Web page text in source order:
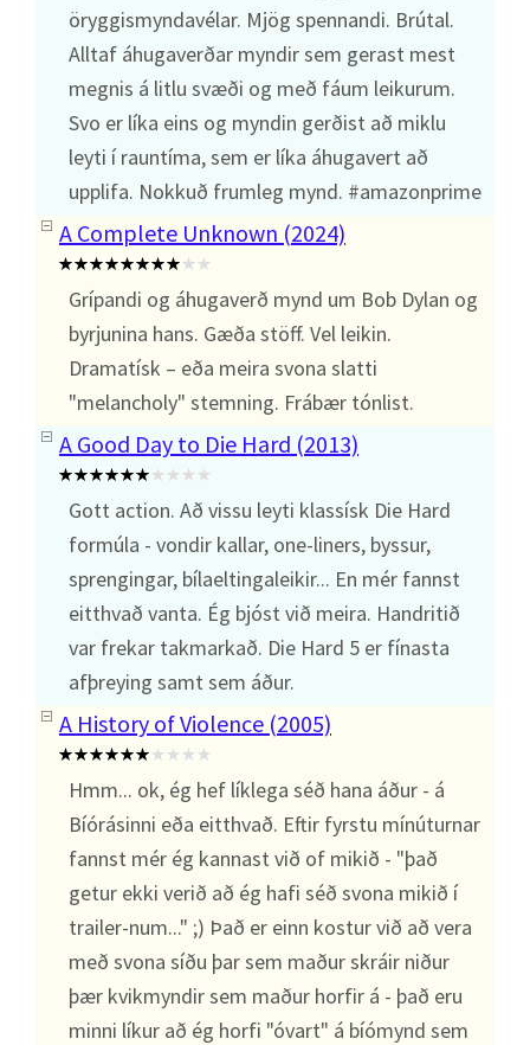
öryggismyndavélar. Mjög spennandi. Brútal.
Alltaf áhugaverðar myndir sem gerast mest
megnis á litlu svæði og með fáum leikurum.
Svo er líka eins og myndin gerðist að miklu
leyti í rauntíma, sem er líka áhugavert að
upplifa. Nokkuð frumleg mynd. #amazonprime
A Complete Unknown (2024)
Grípandi og áhugaverð mynd um Bob Dylan og
byrjunina hans. Gæða stöff. Vel leikin.
Dramatísk – eða meira svona slatti
"melancholy" stemning. Frábær tónlist.
A Good Day to Die Hard (2013)
Gott action. Að vissu leyti klassísk Die Hard
formúla - vondir kallar, one-liners, byssur,
sprengingar, bílaeltingaleikir... En mér fannst
eitthvað vanta. Ég bjóst við meira. Handritið
var frekar takmarkað. Die Hard 5 er fínasta
afþreying samt sem áður.
A History of Violence (2005)
Hmm... ok, ég hef líklega séð hana áður - á
Bíórásinni eða eitthvað. Eftir fyrstu mínúturnar
fannst mér ég kannast við of mikið - "það
getur ekki verið að ég hafi séð svona mikið í
trailer-num..." ;) Það er einn kostur við að vera
með svona síðu þar sem maður skráir niður
þær kvikmyndir sem maður horfir á - það eru
minni líkur að ég horfi "óvart" á bíómynd sem